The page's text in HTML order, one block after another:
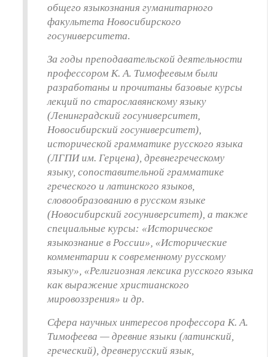
общего языкознания гуманитарного
факультета Новосибирского
госуниверситета.
За годы преподавательской деятельности
профессором К. А. Тимофеевым были
разработаны и прочитаны базовые курсы
лекций по старославянскому языку
(Ленинградский госуниверситет,
Новосибирский госуниверситет),
исторической грамматике русского языка
(ЛГПИ им. Герцена), древнегреческому
языку, сопоставительной грамматике
греческого и латинского языков,
словообразованию в русском языке
(Новосибирский госуниверситет), а также
специальные курсы: «Историческое
языкознание в России», «Исторические
комментарии к современному русскому
языку», «Религиозная лексика русского языка
как выражение христианского
мировоззрения» и др.
Сфера научных интересов профессора К. А.
Тимофеева — древние языки (латинский,
греческий), древнерусский язык,